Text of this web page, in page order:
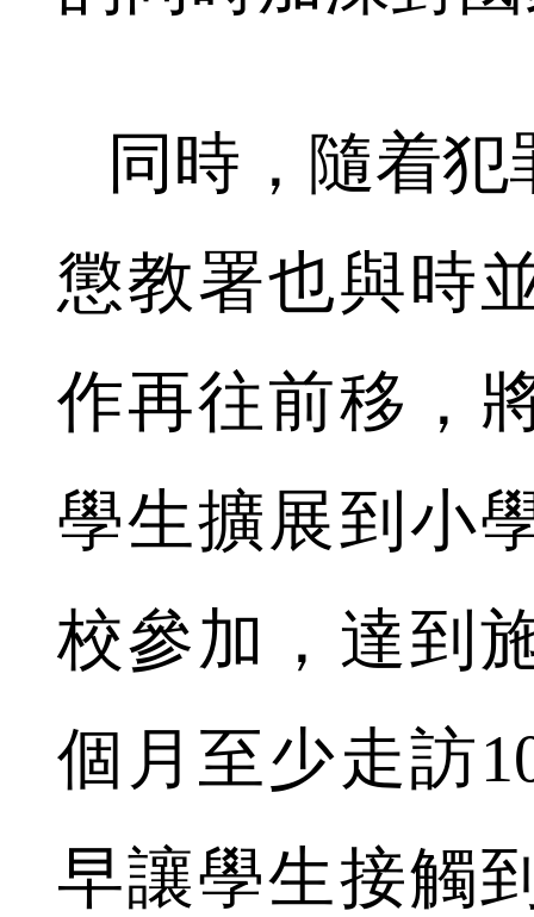
同時，隨着犯
懲教署也與時
作再往前移，
學生擴展到小
校參加，達到
個月至少走訪
早讓學生接觸